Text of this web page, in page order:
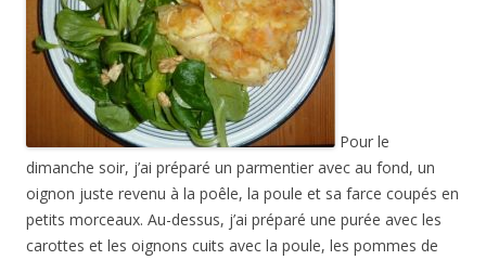
Pour le
dimanche soir, j’ai préparé un parmentier avec au fond, un
oignon juste revenu à la poêle, la poule et sa farce coupés en
petits morceaux. Au-dessus, j’ai préparé une purée avec les
carottes et les oignons cuits avec la poule, les pommes de